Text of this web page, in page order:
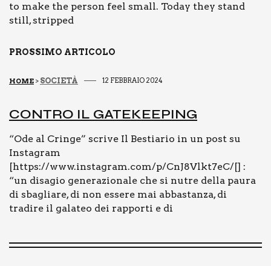
to make the person feel small. Today they stand
still, stripped
PROSSIMO ARTICOLO
HOME > SOCIETÀ 12 FEBBRAIO 2024
CON­TRO IL GATE­KEE­PING
“Ode al Cringe” scrive Il Bestiario in un post su
Instagram
[https://www.instagram.com/p/CnJ8Vlkt7eC/[] :
“un disagio generazionale che si nutre della paura
di sbagliare, di non essere mai abbastanza, di
tradire il galateo dei rapporti e di